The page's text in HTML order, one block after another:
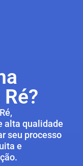
alta qualidade
seu processo
e